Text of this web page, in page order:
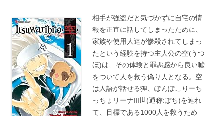
相手が強盗だと気づかずに自宅の情
報を正直に話してしまったために、
家族や使用人達が惨殺されてしまっ
たという経験を持つ主人公の空(うつ
ほ)は、その体験と罪悪感から良い嘘
をついて人を救う偽り人となる。空
は人語が話せる狸、ぽんぽこりーち
っちょリーナIII世(通称:ぽち)を連れ
て、目標である1000人を救うため